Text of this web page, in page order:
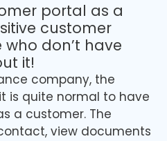
portal as a
customer
who don’t have
it!
company, the
is quite normal to have
a customer. The
view documents